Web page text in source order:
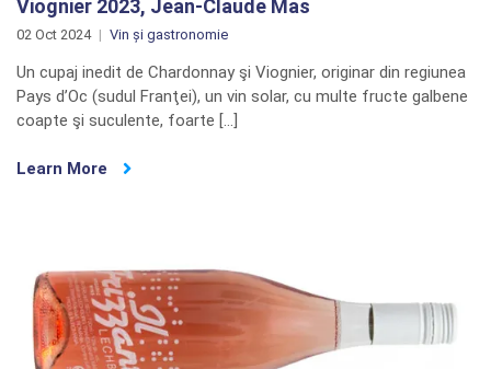
Viognier 2023, Jean-Claude Mas
02 Oct 2024 Vin și gastronomie
Un cupaj inedit de Chardonnay şi Viognier, originar din regiunea
Pays d’Oc (sudul Franţei), un vin solar, cu multe fructe galbene
coapte şi suculente, foarte […]
Learn More